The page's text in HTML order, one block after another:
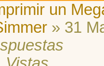
un
» 31